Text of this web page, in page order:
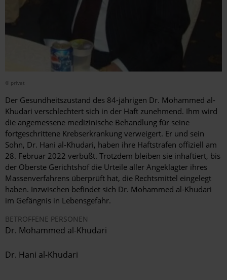
© privat
Der Gesundheitszustand des 84-jährigen Dr. Mohammed al-
Khudari verschlechtert sich in der Haft zunehmend. Ihm wird
die angemessene medizinische Behandlung für seine
fortgeschrittene Krebserkrankung verweigert. Er und sein
Sohn, Dr. Hani al-Khudari, haben ihre Haftstrafen offiziell am
28. Februar 2022 verbüßt. Trotzdem bleiben sie inhaftiert, bis
der Oberste Gerichtshof die Urteile aller Angeklagter ihres
Massenverfahrens überprüft hat, die Rechtsmittel eingelegt
haben. Inzwischen befindet sich Dr. Mohammed al-Khudari
im Gefängnis in Lebensgefahr.
BETROFFENE PERSONEN
Dr. Mohammed al-Khudari
Dr. Hani al-Khudari